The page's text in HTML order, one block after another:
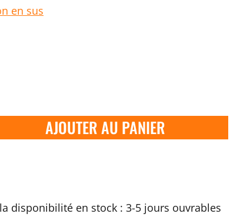
en sus
AJOUTER AU PANIER
disponibilité en stock : 3-5 jours ouvrables